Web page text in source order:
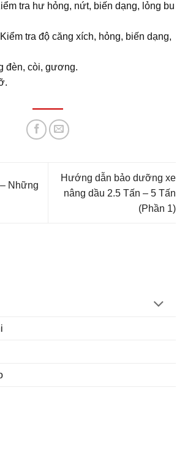
tra hư hỏng, nứt, biến dạng, lỏng bu
tra độ căng xích, hỏng, biến dạng,
đèn, còi, gương.
Những
Hướng dẫn bảo dưỡng xe
nâng dầu 2.5 Tấn – 5 Tấn
(Phần 1)